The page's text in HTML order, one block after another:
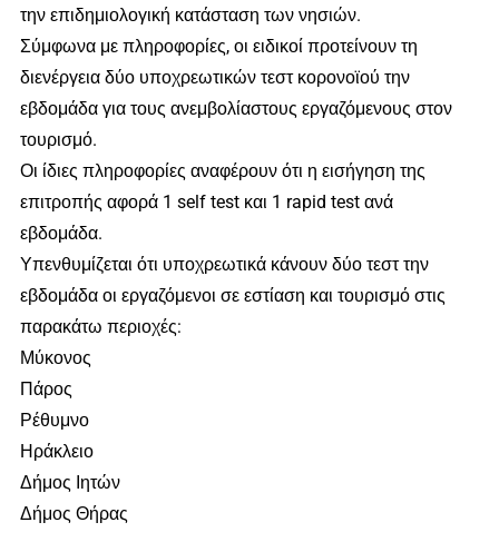
την επιδημιολογική κατάσταση των νησιών.
Σύμφωνα με πληροφορίες, οι ειδικοί προτείνουν τη
διενέργεια δύο υποχρεωτικών τεστ κορονοϊού την
εβδομάδα για τους ανεμβολίαστους εργαζόμενους στον
τουρισμό.
Οι ίδιες πληροφορίες αναφέρουν ότι η εισήγηση της
επιτροπής αφορά 1 self test και 1 rapid test ανά
εβδομάδα.
Υπενθυμίζεται ότι υποχρεωτικά κάνουν δύο τεστ την
εβδομάδα οι εργαζόμενοι σε εστίαση και τουρισμό στις
παρακάτω περιοχές:
Μύκονος
Πάρος
Ρέθυμνο
Ηράκλειο
Δήμος Ιητών
Δήμος Θήρας